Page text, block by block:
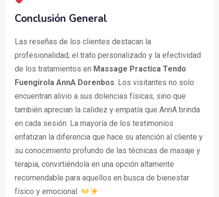
Conclusión General
Las reseñas de los clientes destacan la
profesionalidad, el trato personalizado y la efectividad
de los tratamientos en Massage Practica Tendo
Fuengirola AnnA Dorenbos. Los visitantes no solo
encuentran alivio a sus dolencias físicas, sino que
también aprecian la calidez y empatía que AnnA brinda
en cada sesión. La mayoría de los testimonios
enfatizan la diferencia que hace su atención al cliente y
su conocimiento profundo de las técnicas de masaje y
terapia, convirtiéndola en una opción altamente
recomendable para aquellos en busca de bienestar
físico y emocional.